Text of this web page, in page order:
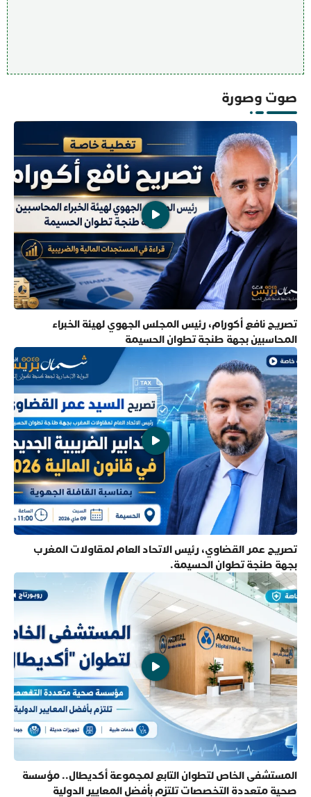
صوت وصورة
تصريح نافع أكورام، رئيس المجلس الجهوي لهيئة الخبراء
المحاسبين بجهة طنجة تطوان الحسيمة
تصريح عمر القضاوي، رئيس الاتحاد العام لمقاولات المغرب
بجهة طنجة تطوان الحسيمة.
المستشفى الخاص لتطوان التابع لمجموعة أكديطال.. مؤسسة
صحية متعددة التخصصات تلتزم بأفضل المعايير الدولية